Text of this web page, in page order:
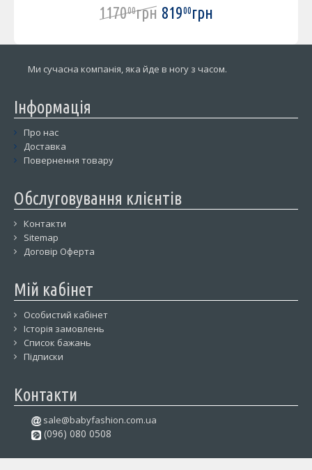
117000грн 81900грн
Ми сучасна компанія, яка йде в ногу з часом.
Інформація
Про нас
Доставка
Повернення товару
Обслуговування клієнтів
Контакти
Sitemap
Договір Оферта
Мій кабінет
Особистий кабінет
Історія замовлень
Список бажань
Підписки
Контакти
sale@babyfashion.com.ua
(096) 080 0508